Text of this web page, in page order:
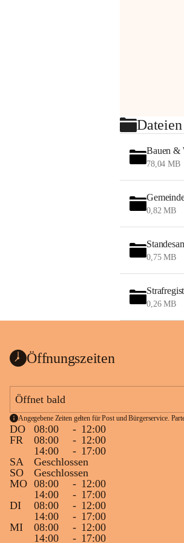
Dateien
Bauen &
78,04 MB
0,82 MB
0,75 MB
0,26 MB
Öffnungszeiten
Öffnet bald
Angegebene Zeiten gelten für Post und Bürgerservice.
DO 08:00 - 12:00
FR
08:00 - 12:00
14:00
- 17:00
SA
Geschlossen
SO
Geschlossen
MO 08:00 - 12:00
14:00
- 17:00
DI
08:00 - 12:00
14:00
- 17:00
MI
08:00 - 12:00
14:00
- 17:00